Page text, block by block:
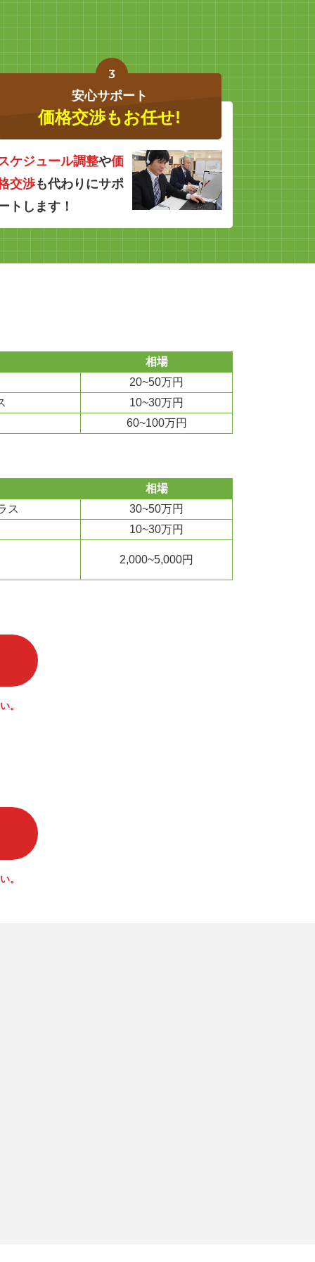
3
安心サポート
価格交渉もお任せ!
ケジュール調整や価
交渉も代わりにサポ
トします！
相場
20~50万円
10~30万円
60~100万円
相場
ス
30~50万円
10~30万円
2,000~5,000円
。
。